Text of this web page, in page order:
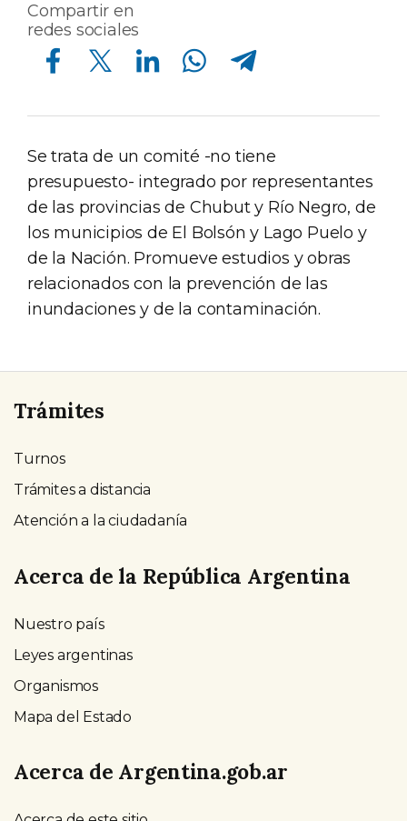
Compartir en
redes sociales
Compartir en Facebook Compartir en Twitter Compartir en Linkedin Compartir en Whatsapp Compartir en Telegram
Se trata de un comité -no tiene
presupuesto- integrado por representantes
de las provincias de Chubut y Río Negro, de
los municipios de El Bolsón y Lago Puelo y
de la Nación. Promueve estudios y obras
relacionados con la prevención de las
inundaciones y de la contaminación.
Trámites
Turnos
Trámites a distancia
Atención a la ciudadanía
Acerca de la República Argentina
Nuestro país
Leyes argentinas
Organismos
Mapa del Estado
Acerca de Argentina.gob.ar